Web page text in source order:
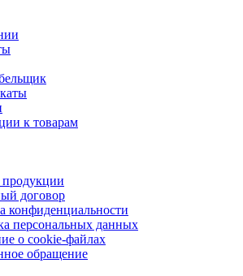
к товарам
продукции
договор
конфиденциальности
персональных данных
о cookie-файлах
обращение